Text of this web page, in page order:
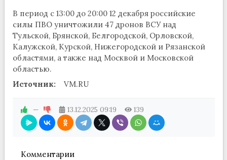
В период с 13:00 до 20:00 12 декабря российские
силы ПВО уничтожили 47 дронов ВСУ над
Тульской, Брянской, Белгородской, Орловской,
Калужской, Курской, Нижегородской и Рязанской
областями, а также над Москвой и Московской
областью.
Источник:
VM.RU
— 13.12.2025 09:19 139
Комментарии